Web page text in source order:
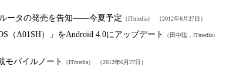
ータの発売を告知――今夏予定 （ITmedia） （2012年6月27日）
（A01SH）」をAndroid 4.0にアップデート
（田中聡，ITmedia）
モバイルノート （ITmedia） （2012年6月27日）